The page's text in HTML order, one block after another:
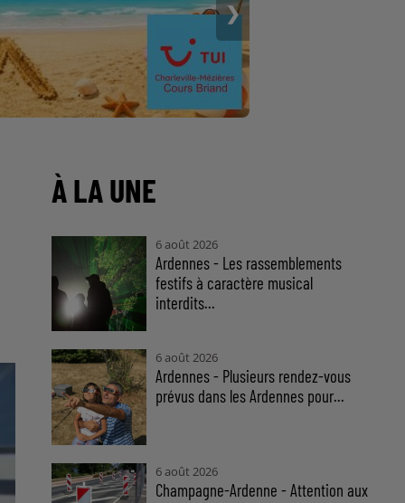
❯
À LA UNE
6 août 2026
Ardennes - Les rassemblements
festifs à caractère musical
interdits...
6 août 2026
Ardennes - Plusieurs rendez-vous
prévus dans les Ardennes pour...
6 août 2026
Champagne-Ardenne - Attention aux